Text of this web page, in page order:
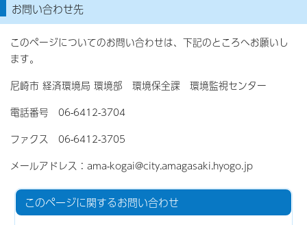
お問い合わせ先
このページについてのお問い合わせは、下記のところへお願いし
ます。
尼崎市 経済環境局 環境部 環境保全課 環境監視センター
電話番号 06-6412-3704
ファクス 06-6412-3705
メールアドレス：ama-kogai@city.amagasaki.hyogo.jp
このページに関するお問い合わせ